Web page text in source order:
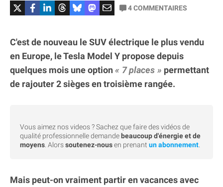
4COMMENTAIRES
C'est de nouveau le SUV électrique le plus vendu
en Europe, le Tesla Model Y propose depuis
quelques mois une option
7 places
permettant
de rajouter 2 sièges en troisième rangée.
Vous aimez nos videos ? Sachez que faire des vidéos de
qualité professionnelle demande beaucoup d'énergie et de
moyens . Alorssoutenez-nousen prenant un abonnement
Mais peut-on vraiment partir en vacances avec